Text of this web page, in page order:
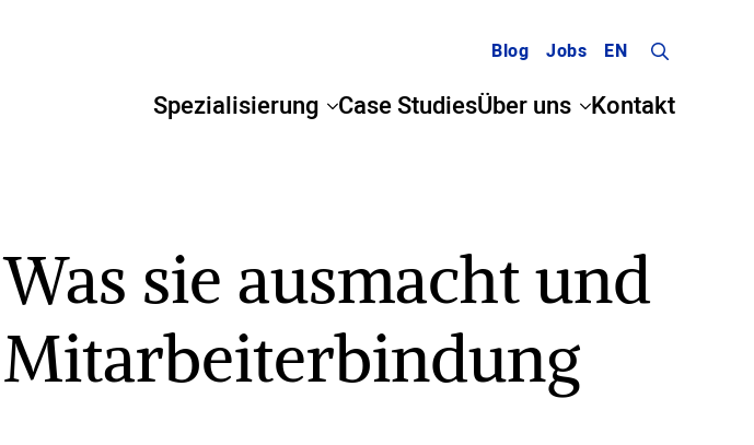
Blog Jobs EN
for:
Spezialisierung Case StudiesÜber uns Kontakt
sie ausmacht und